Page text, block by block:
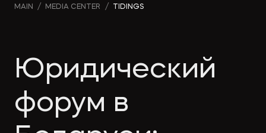
Интеллектуальная
Архитектура
и проектирование
Банкротство
Webinars
Company
news
MAIN / MEDIA CENTER / TIDINGS
Юридический
форум в